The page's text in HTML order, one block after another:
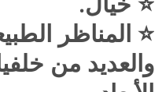
⭐️ المناظر
والعديد من